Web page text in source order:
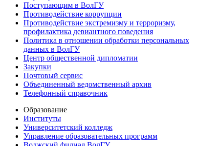
Поступающим в ВолГУ
Противодействие коррупции
Противодействие экстремизму и терроризму,
профилактика девиантного поведения
Политика в отношении обработки персональных
данных в ВолГУ
Центр общественной дипломатии
Закупки
Почтовый сервис
Объединенный ведомственный архив
Телефонный справочник
Образование
Институты
Университетский колледж
Управление образовательных программ